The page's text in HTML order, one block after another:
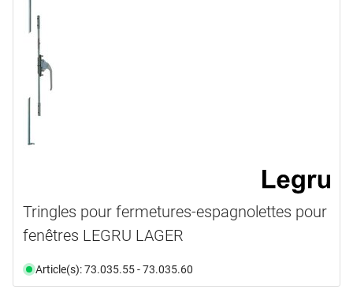
Tringles pour fermetures-espagnolettes pour
fenêtres LEGRU LAGER
Article(s): 73.035.55 - 73.035.60